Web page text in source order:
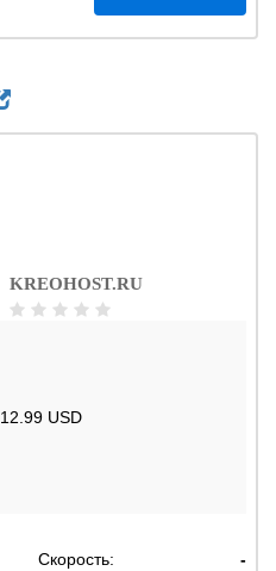
KREOHOST.RU
12.99 USD
Скорость:
-